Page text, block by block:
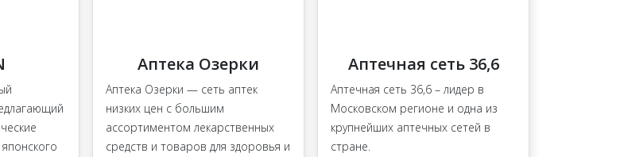
Аптека Озерки
Аптека Озерки — сеть аптек
низких цен с большим
ассортиментом лекарственных
средств и товаров для здоровья и
Аптечная сеть 36,6
Аптечная сеть 36,6 – лидер в
Московском регионе и одна из
крупнейших аптечных сетей в
стране.